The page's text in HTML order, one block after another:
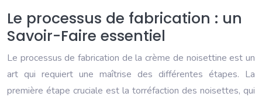
Le processus de fabrication : un
Savoir-Faire essentiel
Le processus de fabrication de la crème de noisettine est un
art qui requiert une maîtrise des différentes étapes. La
première étape cruciale est la torréfaction des noisettes, qui